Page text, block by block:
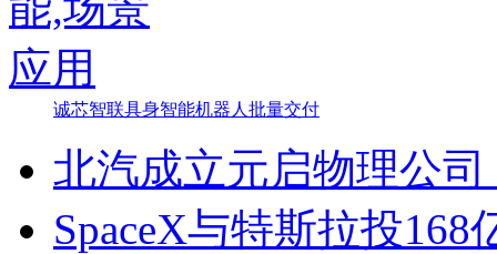
诚芯智联具身智能机器人批量交付
北汽成立元启物理公
SpaceX与特斯拉投